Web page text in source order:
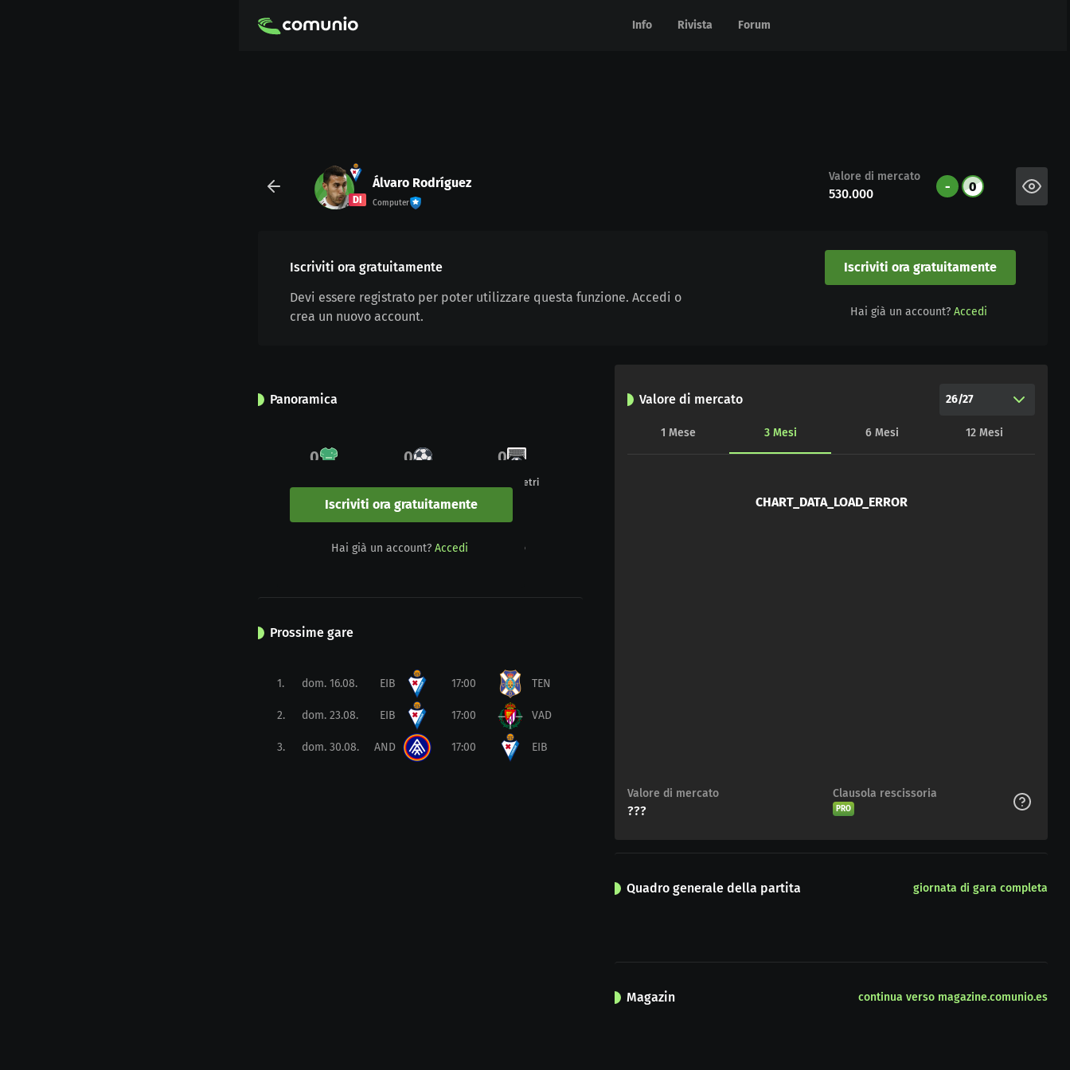
Info Rivista Forum
Info Rivista Forum
DI
Álvaro Rodríguez
Computer
Valore di mercato
530.000 - 0
Iscriviti ora gratuitamente
Devi essere registrato per poter utilizzare questa funzione. Accedi o
crea un nuovo account.
Iscriviti ora gratuitamente
Hai già un account? Accedi
Panoramica
0 0 0
Undici metri
0
Giallo
0
Giallo-rosso
0
Rosso
Prossime gare
1. dom. 16.08. EIB 17:00 TEN
2. dom. 23.08. EIB 17:00 VAD
3. dom. 30.08. AND 17:00 EIB
Valore di mercato 26/27
1 Mese 3 Mesi 6 Mesi 12 Mesi
CHART_DATA_LOAD_ERROR
Valore di mercato
???
Clausola rescissoria
PRO
Quadro generale della partita giornata di gara completa
Iscriviti ora gratuitamente
Hai già un account? Accedi
Magazin continua verso magazine.comunio.es